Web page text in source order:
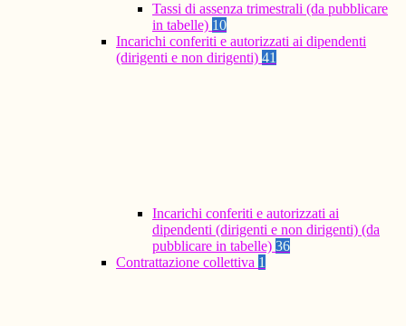
Tassi di assenza trimestrali (da pubblicare
in tabelle) 10
Incarichi conferiti e autorizzati ai dipendenti
(dirigenti e non dirigenti) 41
Incarichi conferiti e autorizzati ai
dipendenti (dirigenti e non dirigenti) (da
pubblicare in tabelle) 36
Contrattazione collettiva 1